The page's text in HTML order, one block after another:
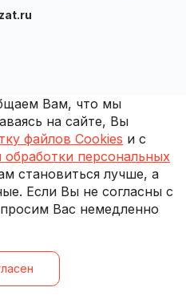
Вам, что мы
на сайте, Вы
файлов Cookies и с
персональных
становиться лучше, а
Если Вы не согласны с
Вас немедленно